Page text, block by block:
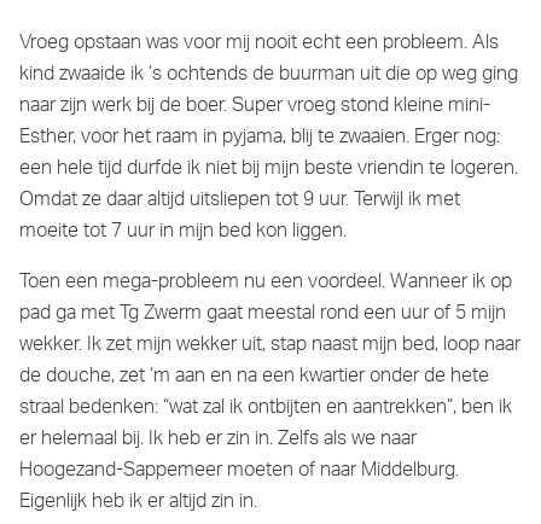
Vroeg opstaan was voor mij nooit echt een probleem. Als
kind zwaaide ik ’s ochtends de buurman uit die op weg ging
naar zijn werk bij de boer. Super vroeg stond kleine mini-
Esther, voor het raam in pyjama, blij te zwaaien. Erger nog:
een hele tijd durfde ik niet bij mijn beste vriendin te logeren.
Omdat ze daar altijd uitsliepen tot 9 uur. Terwijl ik met
moeite tot 7 uur in mijn bed kon liggen.
Toen een mega-probleem nu een voordeel. Wanneer ik op
pad ga met Tg Zwerm gaat meestal rond een uur of 5 mijn
wekker. Ik zet mijn wekker uit, stap naast mijn bed, loop naar
de douche, zet ‘m aan en na een kwartier onder de hete
straal bedenken: “wat zal ik ontbijten en aantrekken”, ben ik
er helemaal bij. Ik heb er zin in. Zelfs als we naar
Hoogezand-Sappemeer moeten of naar Middelburg.
Eigenlijk heb ik er altijd zin in.